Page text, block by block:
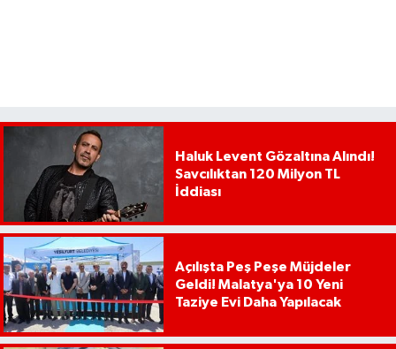
Haluk Levent Gözaltına Alındı!
Savcılıktan 120 Milyon TL
İddiası
Açılışta Peş Peşe Müjdeler
Geldi! Malatya'ya 10 Yeni
Taziye Evi Daha Yapılacak